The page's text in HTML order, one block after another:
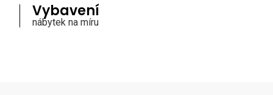
Vybavení
nábytek na míru